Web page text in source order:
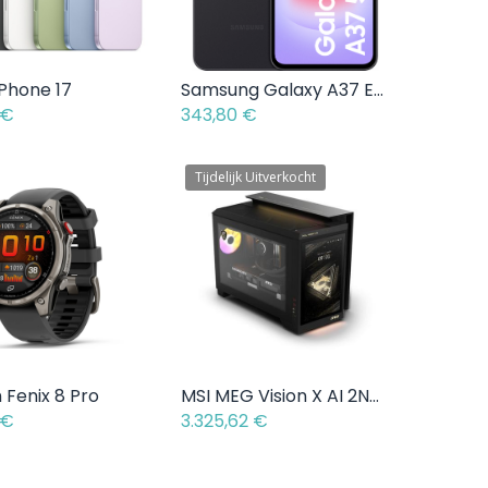
Add to Cart
17
€ Add to Cart
Samsung Galaxy A37 Enterprise Edition
343,80 €
Add to Cart
8 Pro
€
Tijdelijk Uitverkocht
MSI MEG Vision X AI 2NVV7-004EU - Intel Core Ultra 7 265K - 2 TB - NVIDIA GeForce RTX 5080
3.325,62 €